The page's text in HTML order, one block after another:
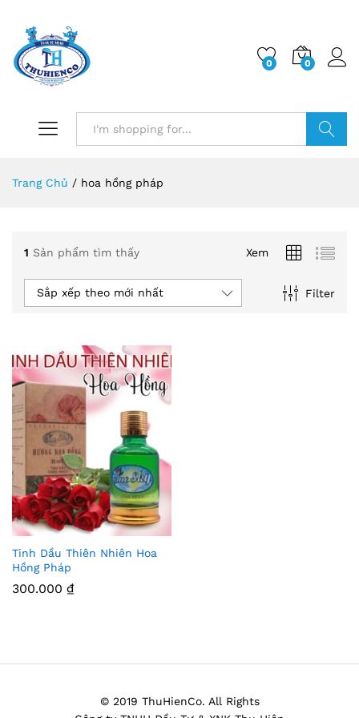
0 0
Trang Chủ / hoa hồng pháp
1 Sản phẩm tìm thấy Xem
Filter
Sắp xếp theo mới nhất
Thê
Thíc
Tinh Dầu Thiên Nhiên Hoa
Hồng Pháp
300.000 ₫
© 2019 ThuHienCo. All Rights